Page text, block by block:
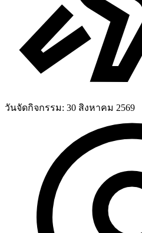
วันจัดกิจกรรม: 30 สิงหาคม 2569